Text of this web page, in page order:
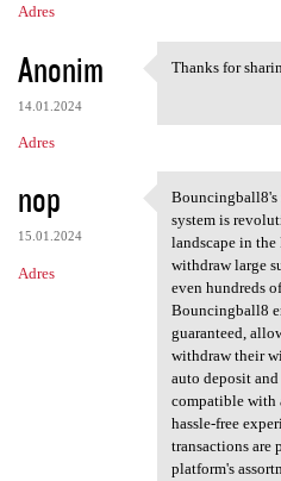
Adres
Anonim
14.01.2024
Adres
Thanks for
Thanks for
nop
15.01.2024
Adres
Bouncingball8's
system is
landscape in the
withdraw large
even hundreds
Bouncingball8
guaranteed,
withdraw their
auto deposit
compatible with
hassle-free
transactions are
platform's